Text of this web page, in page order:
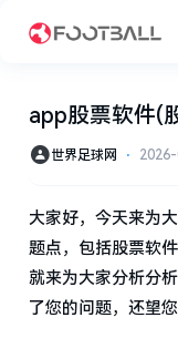
app股票软件(
世界足球网 ⋅
大家好，今天来为
题点，包括股票软
就来为大家分析分
了您的问题，还望